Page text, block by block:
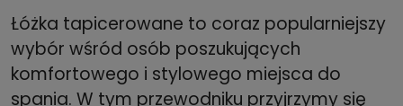
Łóżka tapicerowane to coraz popularniejszy
wybór wśród osób poszukujących
komfortowego i stylowego miejsca do
spania. W tym przewodniku przyjrzymy się